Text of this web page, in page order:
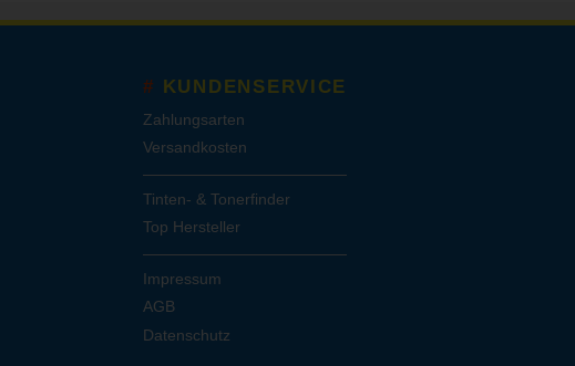
KUNDENSERVICE
Zahlungsarten
Versandkosten
Tinten- & Tonerfinder
Top Hersteller
Impressum
AGB
Datenschutz